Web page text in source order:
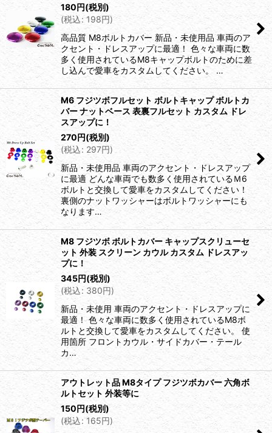
180円(税別)
(税込: 198円)
高品質 M8ボルトカバー 新品・未使用品 車両のア
クセント・ドレスアップに最適！ 色々な車両に数
多く使用されているM8キャップボルトのために差
し込んで愛車をカスタムしてください。 …
M6 フジツボフルセット ボルトキャップ ボルトカ
バー ナットベース 表裏フルセット カスタム ドレ
スアップに！
270円(税別)
(税込: 297円)
新品・未使用品 車両のアクセント・ドレスアップ
に最適 どんな車両でも数多く使用されているＭ6
ボルトと交換して愛車をカスタムしてください！
裏側のナットワッシャーはボルトワッシャーにも
なります…
M8 フジツボ ボルトカバー キャップスクリューセ
ット 外装 スクリーン カウル カスタム ドレスアッ
プに！
345円(税別)
(税込: 380円)
新品・未使用 車両のアクセント・ドレスアップに
最適！ 色々な車両に数多く使用されているM8ボ
ルトと交換して愛車をカスタムしてください。 使
用箇所 フロントカウル・サイドカバー・テール
カ…
アウトレット品 M8タイプ フジツボカバー 六角ボ
ルトセット 外装等に
150円(税別)
(税込: 165円)